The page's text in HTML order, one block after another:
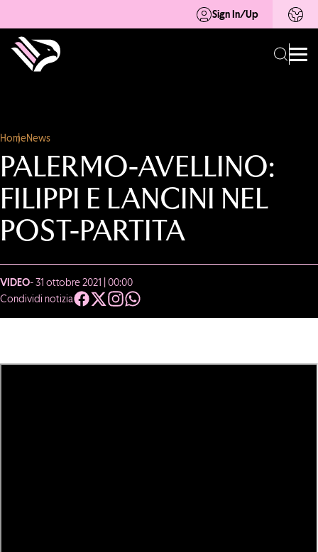
Sign In/Up
HomeNews
PALERMO-AVELLINO:
FILIPPI E LANCINI NEL
POST-PARTITA
VIDEO- 31 ottobre 2021 | 00:00
Condividi notizia